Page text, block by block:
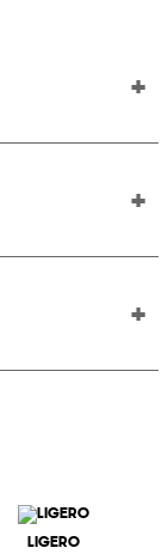
+
+
+
LIGERO